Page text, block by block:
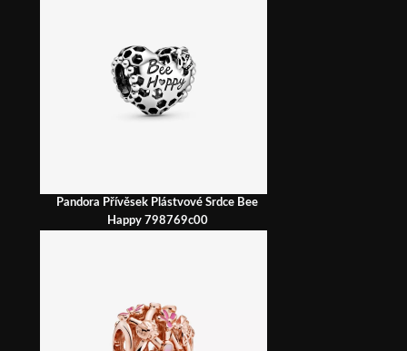
Pandora Přívěsek Plástvové Srdce Bee
Happy 798769c00